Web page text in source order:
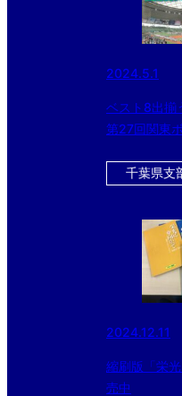
2024.5.1
ベスト8出
第27回関東
千葉県支
2024.12.11
縮刷版「栄
売中